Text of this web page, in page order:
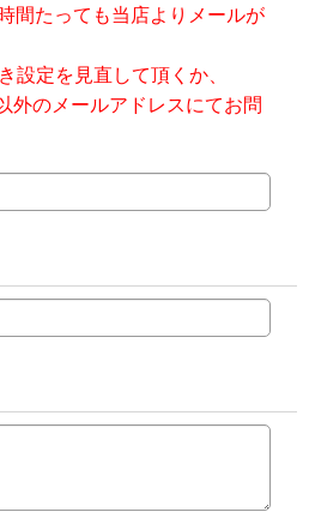
間たっても当店よりメールが
設定を見直して頂くか、
外のメールアドレスにてお問